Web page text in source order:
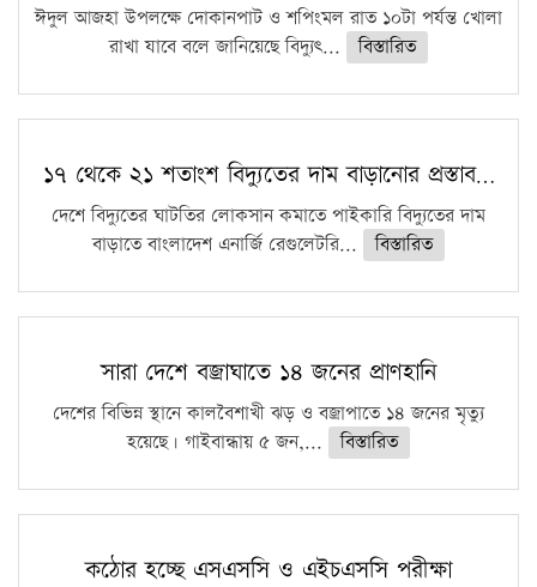
ঈদুল আজহা উপলক্ষে দোকানপাট ও শপিংমল রাত ১০টা পর্যন্ত খোলা
রাখা যাবে বলে জানিয়েছে বিদ্যুৎ...
বিস্তারিত
১৭ থেকে ২১ শতাংশ বিদ্যুতের দাম বাড়ানোর প্রস্তাব…
দেশে বিদ্যুতের ঘাটতির লোকসান কমাতে পাইকারি বিদ্যুতের দাম
বাড়াতে বাংলাদেশ এনার্জি রেগুলেটরি...
বিস্তারিত
সারা দেশে বজ্রাঘাতে ১৪ জনের প্রাণহানি
দেশের বিভিন্ন স্থানে কালবৈশাখী ঝড় ও বজ্রাপাতে ১৪ জনের মৃত্যু
হয়েছে। গাইবান্ধায় ৫ জন,...
বিস্তারিত
কঠোর হচ্ছে এসএসসি ও এইচএসসি পরীক্ষা